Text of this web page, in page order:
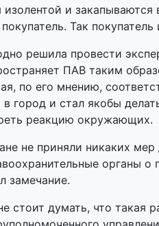
и закапываются
Так
решила провести
ПАВ таким
по его мнению,
в город и стал якобы
реакцию окружающих.
не приняли никаких
органы о
замечание.
стоит думать, что такая